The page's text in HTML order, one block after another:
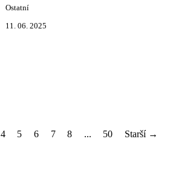
Ostatní
11. 06. 2025
4 5 6 7 8 ... 50 Starší →